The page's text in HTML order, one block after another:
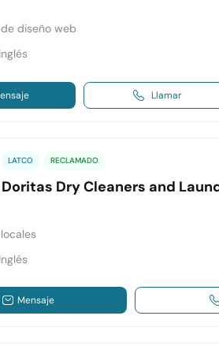
diseño web
Llamar
LATCO RECLAMADO
Doritas Dry Cleaners and
Mensaje